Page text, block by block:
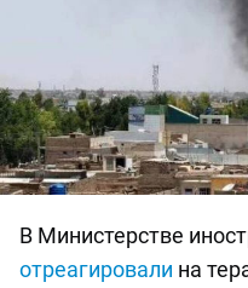
В Министерстве
отреагировали на